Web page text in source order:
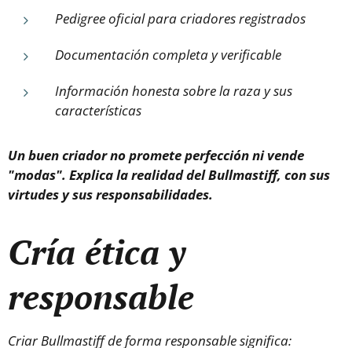
Pedigree oficial para criadores registrados
Documentación completa y verificable
Información honesta sobre la raza y sus
características
Un buen criador no promete perfección ni vende
"modas". Explica la realidad del Bullmastiff, con sus
virtudes y sus responsabilidades.
Cría ética y
responsable
Criar Bullmastiff de forma responsable significa: